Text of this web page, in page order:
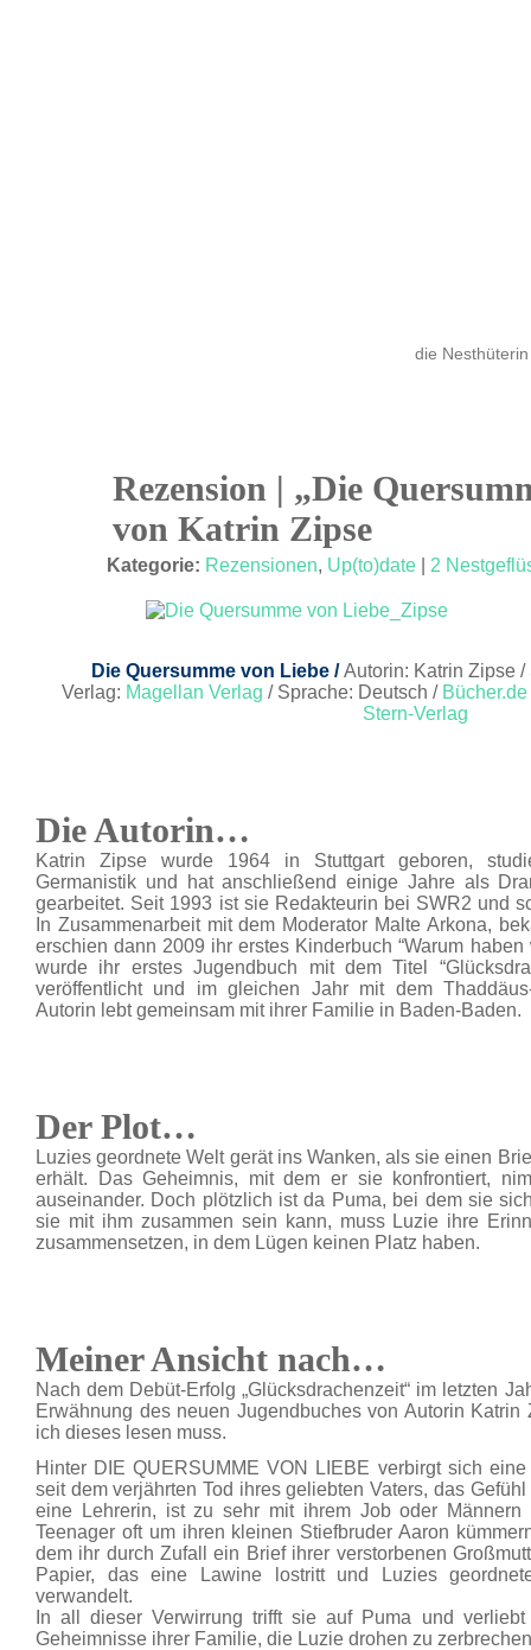
die Nesthüterin
Rezension | „Die
von Katrin Zipse
Kategorie: Rezensionen, Up(to)date 2
Die Quersumme von Liebe /Autorin: Katrin Zipse
Verlag: Magellan Verlag / Sprache: Deutsch / Bücher.de
Stern-Verlag
Die Autorin…
Katrin Zipse wurde 1964 in Stuttgart geboren,
Germanistik und hat anschließend einige Jahre als
gearbeitet. Seit 1993 ist sie Redakteurin bei SWR2 und
In Zusammenarbeit mit dem Moderator Malte Arkona,
erschien dann 2009 ihr erstes Kinderbuch “Warum
wurde ihr erstes Jugendbuch mit dem Titel
veröffentlicht und im gleichen Jahr mit dem
Autorin lebt gemeinsam mit ihrer Familie in Baden-Baden.
Der Plot…
Luzies geordnete Welt gerät ins Wanken, als sie einen
erhält. Das Geheimnis, mit dem er sie konfrontiert,
auseinander. Doch plötzlich ist da Puma, bei dem sie
sie mit ihm zusammen sein kann, muss Luzie ihre
zusammensetzen, in dem Lügen keinen Platz haben.
Meiner Ansicht nach…
Nach dem Debüt-Erfolg „Glücksdrachenzeit“ im letzten
Erwähnung des neuen Jugendbuches von Autorin Katrin
ich dieses lesen muss.
Hinter DIE QUERSUMME VON LIEBE verbirgt sich
seit dem verjährten Tod ihres geliebten Vaters, das
eine Lehrerin, ist zu sehr mit ihrem Job oder Männern
Teenager oft um ihren kleinen Stiefbruder Aaron
dem ihr durch Zufall ein Brief ihrer verstorbenen
Papier, das eine Lawine lostritt und Luzies
verwandelt.
In all dieser Verwirrung trifft sie auf Puma und
Geheimnisse ihrer Familie, die Luzie drohen zu